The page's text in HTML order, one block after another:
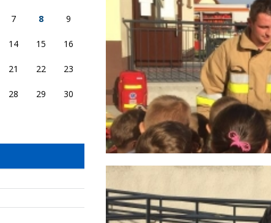
7 8 9
14 15 16
21 22 23
28 29 30